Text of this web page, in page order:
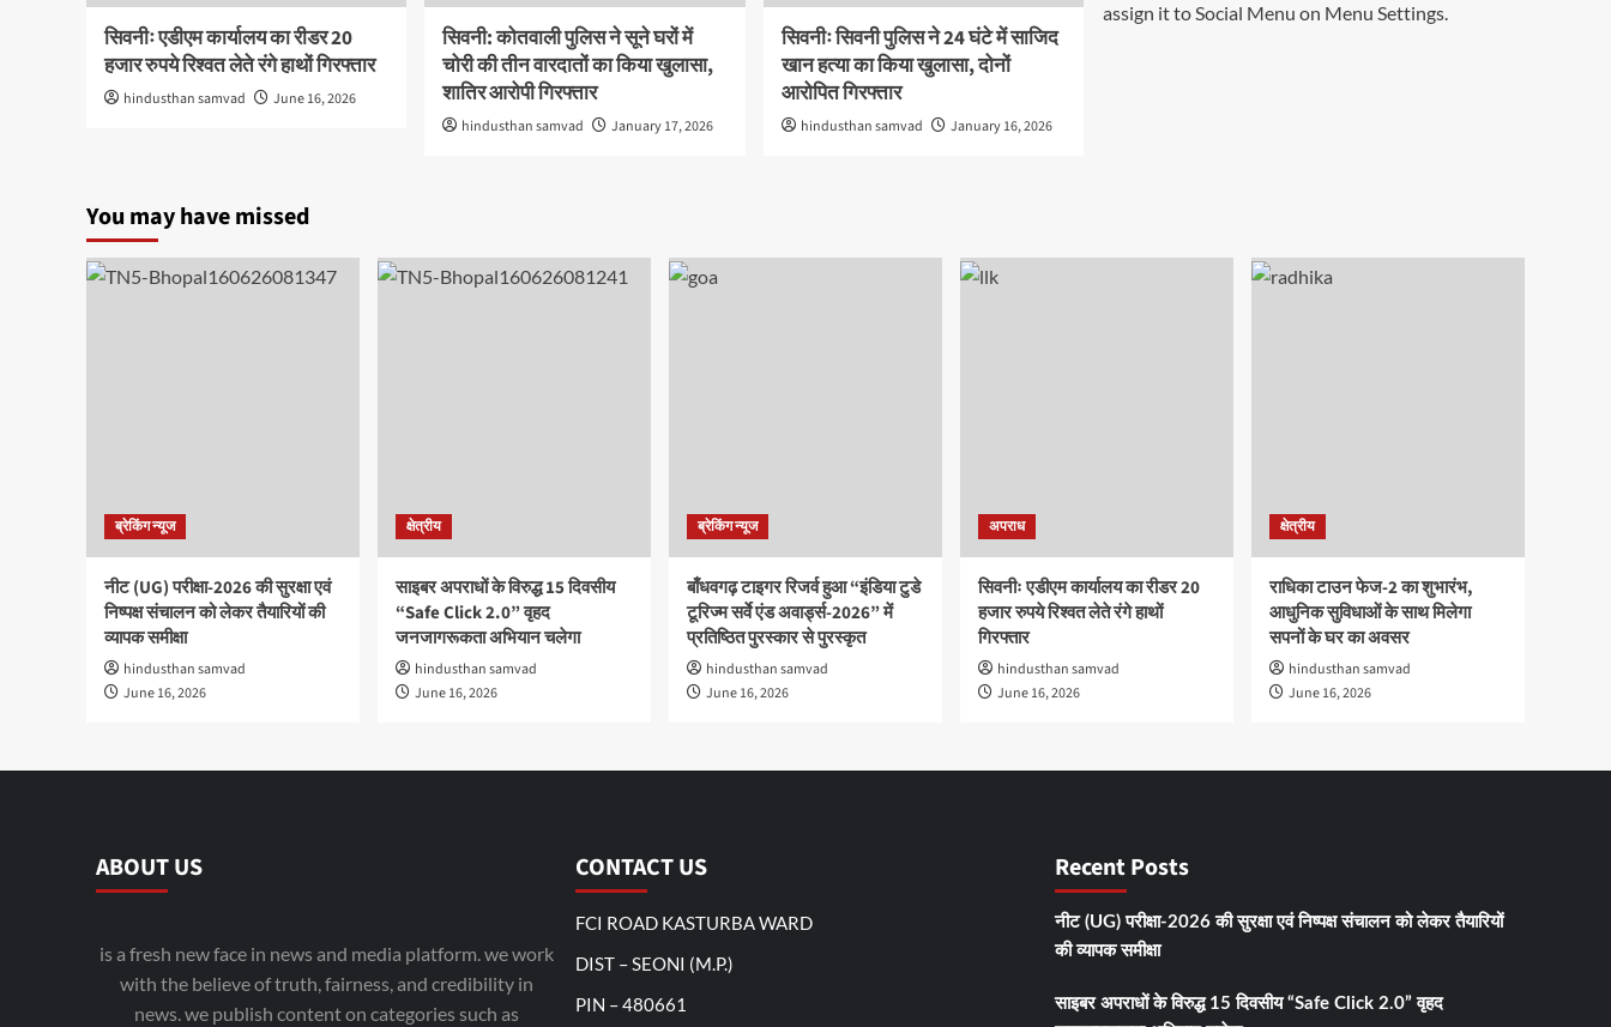
सिवनीः एडीएम कार्यालय का रीडर 20
हजार रुपये रिश्वत लेते रंगे हाथों गिरफ्तार
hindusthan samvad June 16, 2026
सिवनी: कोतवाली पुलिस ने सूने घरों में
चोरी की तीन वारदातों का किया खुलासा,
शातिर आरोपी गिरफ्तार
hindusthan samvad January 17, 2026
सिवनीः सिवनी पुलिस ने 24 घंटे में साजिद
खान हत्या का किया खुलासा, दोनों
आरोपित गिरफ्तार
hindusthan samvad January 16, 2026
assign it to Social Menu on Menu Settings.
You may have missed
ब्रेकिंग न्यूज
नीट (UG) परीक्षा-2026 की सुरक्षा एवं
निष्पक्ष संचालन को लेकर तैयारियों की
व्यापक समीक्षा
hindusthan samvad
June 16, 2026
क्षेत्रीय
साइबर अपराधों के विरुद्ध 15 दिवसीय
“Safe Click 2.0” वृहद
जनजागरूकता अभियान चलेगा
hindusthan samvad
June 16, 2026
ब्रेकिंग न्यूज
बाँधवगढ़ टाइगर रिजर्व हुआ “इंडिया टुडे
टूरिज्म सर्वे एंड अवार्ड्स-2026” में
प्रतिष्ठित पुरस्कार से पुरस्कृत
hindusthan samvad
June 16, 2026
अपराध
सिवनीः एडीएम कार्यालय का रीडर 20
हजार रुपये रिश्वत लेते रंगे हाथों
गिरफ्तार
hindusthan samvad
June 16, 2026
क्षेत्रीय
राधिका टाउन फेज-2 का शुभारंभ,
आधुनिक सुविधाओं के साथ मिलेगा
सपनों के घर का अवसर
hindusthan samvad
June 16, 2026
ABOUT US
is a fresh new face in news and media platform. we work
with the believe of truth, fairness, and credibility in
news. we publish content on categories such as
CONTACT US
FCI ROAD KASTURBA WARD
DIST – SEONI (M.P.)
PIN – 480661
Recent Posts
नीट (UG) परीक्षा-2026 की सुरक्षा एवं निष्पक्ष संचालन को लेकर तैयारियों
की व्यापक समीक्षा
साइबर अपराधों के विरुद्ध 15 दिवसीय “Safe Click 2.0” वृहद